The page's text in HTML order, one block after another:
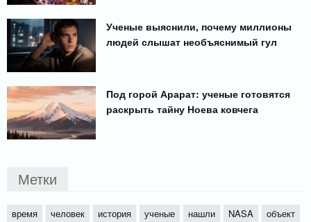
Ученые выяснили, почему миллионы
людей слышат необъяснимый гул
Под горой Арарат: ученые готовятся
раскрыть тайну Ноева ковчега
Метки
время человек история ученые нашли NASA объект